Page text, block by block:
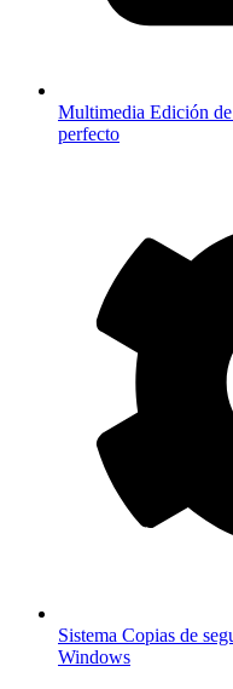
Multimedia Edición
perfecto
Sistema Copias de
Windows